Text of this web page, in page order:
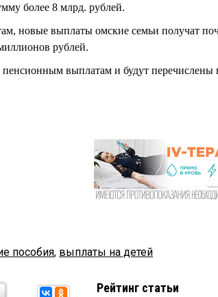
более 8 млрд. рублей.
новые выплаты омские семьи получат
рублей.
пенсионным выплатам и будут
пособия, выплаты на детей
Рейтинг статьи